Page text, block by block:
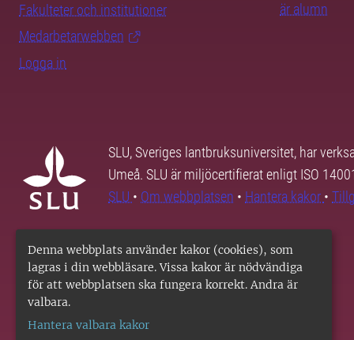
Denna webbplats använder kakor (cookies), som
lagras i din webbläsare. Vissa kakor är nödvändiga
för att webbplatsen ska fungera korrekt. Andra är
valbara.
Hantera valbara kakor
Fakulteter och institutioner
Medarbetarwebben
Logga in
är alumn
SLU, Sveriges lantbruksuniversitet, har
Umeå. SLU är miljöcertifierat enligt ISO
SLU • Om webbplatsen • Hantera kakor •